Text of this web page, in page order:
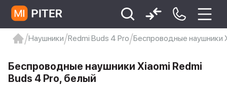
Xiaomi 9 про
xiaomi redmi 12c
Наушники Redmi Buds 4 Pro Беспроводные наушники
Беспроводные наушники Xiaomi Redmi
Buds 4 Pro, белый